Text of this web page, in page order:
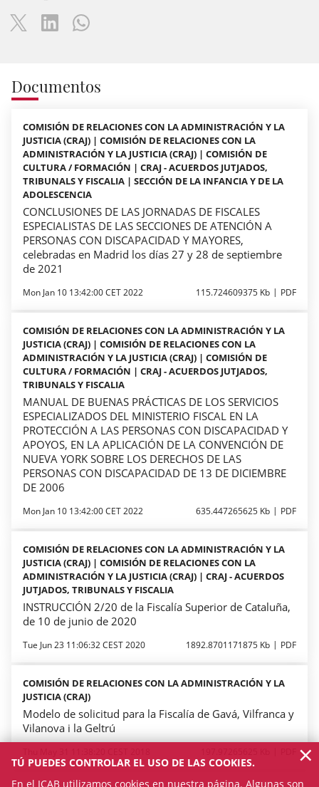
Documentos
COMISIÓN DE RELACIONES CON LA ADMINISTRACIÓN Y LA
JUSTICIA (CRAJ) | COMISIÓN DE RELACIONES CON LA
ADMINISTRACIÓN Y LA JUSTICIA (CRAJ) | COMISIÓN DE
CULTURA / FORMACIÓN | CRAJ - ACUERDOS JUTJADOS,
TRIBUNALS Y FISCALIA | SECCIÓN DE LA INFANCIA Y DE LA
ADOLESCENCIA
CONCLUSIONES DE LAS JORNADAS DE FISCALES
ESPECIALISTAS DE LAS SECCIONES DE ATENCIÓN A
PERSONAS CON DISCAPACIDAD Y MAYORES,
celebradas en Madrid los días 27 y 28 de septiembre
de 2021
Mon Jan 10 13:42:00 CET 2022 115.724609375 Kb PDF
COMISIÓN DE RELACIONES CON LA ADMINISTRACIÓN Y LA
JUSTICIA (CRAJ) | COMISIÓN DE RELACIONES CON LA
ADMINISTRACIÓN Y LA JUSTICIA (CRAJ) | COMISIÓN DE
CULTURA / FORMACIÓN | CRAJ - ACUERDOS JUTJADOS,
TRIBUNALS Y FISCALIA
MANUAL DE BUENAS PRÁCTICAS DE LOS SERVICIOS
ESPECIALIZADOS DEL MINISTERIO FISCAL EN LA
PROTECCIÓN A LAS PERSONAS CON DISCAPACIDAD Y
APOYOS, EN LA APLICACIÓN DE LA CONVENCIÓN DE
NUEVA YORK SOBRE LOS DERECHOS DE LAS
PERSONAS CON DISCAPACIDAD DE 13 DE DICIEMBRE
DE 2006
Mon Jan 10 13:42:00 CET 2022 635.447265625 Kb PDF
COMISIÓN DE RELACIONES CON LA ADMINISTRACIÓN Y LA
JUSTICIA (CRAJ) | COMISIÓN DE RELACIONES CON LA
ADMINISTRACIÓN Y LA JUSTICIA (CRAJ) | CRAJ - ACUERDOS
JUTJADOS, TRIBUNALS Y FISCALIA
INSTRUCCIÓN 2/20 de la Fiscalía Superior de Cataluña,
de 10 de junio de 2020
Tue Jun 23 11:06:32 CEST 2020 1892.8701171875 Kb PDF
COMISIÓN DE RELACIONES CON LA ADMINISTRACIÓN Y LA
JUSTICIA (CRAJ)
Modelo de solicitud para la Fiscalía de Gavá, Vilfranca y
Vilanova i la Geltrú
TÚ PUEDES CONTROLAR EL USO DE LAS COOKIES.
En el ICAB utilizamos cookies en nuestra página. Algunas son
×